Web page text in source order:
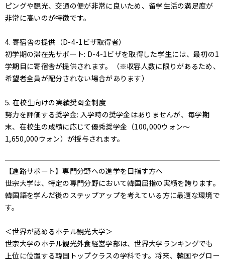
ピングや観光、交通の便が非常に良いため、留学生活の満足度が
非常に高いのが特徴です。
4. 寄宿舎の提供（D-4-1ビザ取得者）
初学期の滞在先サポート: D-4-1ビザを取得した学生には、最初の1
学期目に寄宿舎が提供されます。（※収容人数に限りがあるため、
希望者全員が配分されない場合があります）
5. 在校生向けの実績奨학金制度
努力を評価する奨学金: 入学時の奨学金はありませんが、毎学期
末、在校生の成績に応じて優秀奨学金（100,000ウォン〜
1,650,000ウォン）が授与されます。
【進路サポート】専門分野への進学を目指す方へ
世宗大学は、特定の専門分野において韓国屈指の実績を誇ります。
韓国語を学んだ後のステップアップを考えている方に最適な環境で
す。
＜世界が認めるホテル観光大学＞
世宗大学のホテル観光外食経営学部は、世界大学ランキングでも
上位に位置する韓国トップクラスの学科です。将来、韓国やグロー